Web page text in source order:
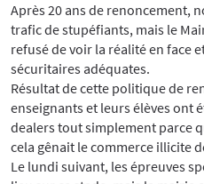
Après 20 ans de renoncement,
trafic de stupéfiants, mais le
refusé de voir la réalité en face
sécuritaires adéquates.
Résultat de cette politique de
enseignants et leurs élèves ont
dealers tout simplement parce
cela gênait le commerce illicite
Le lundi suivant, les épreuves